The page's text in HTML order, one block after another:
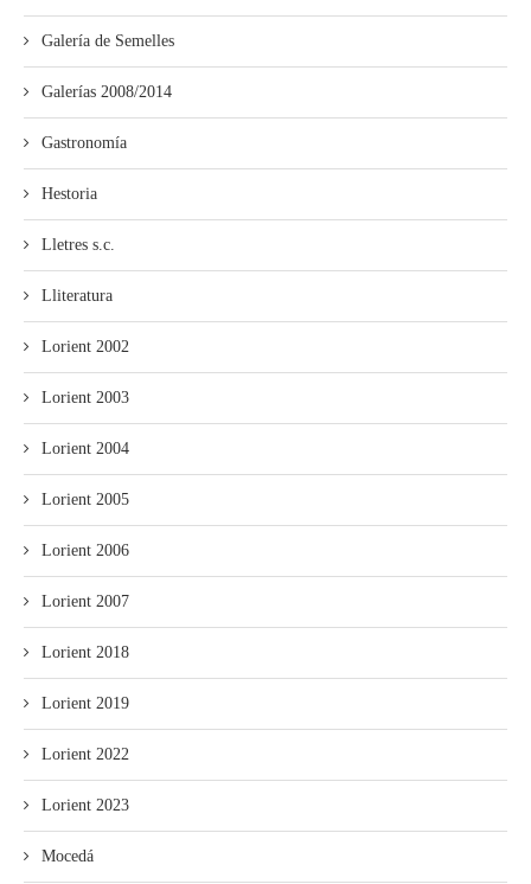
Galería de Semelles
Galerías 2008/2014
Gastronomía
Hestoria
Lletres s.c.
Lliteratura
Lorient 2002
Lorient 2003
Lorient 2004
Lorient 2005
Lorient 2006
Lorient 2007
Lorient 2018
Lorient 2019
Lorient 2022
Lorient 2023
Mocedá